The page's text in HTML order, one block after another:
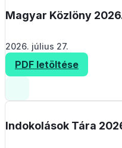
Magyar Közlöny
2026. július 27.
PDF letöltése
Indokolások Tára